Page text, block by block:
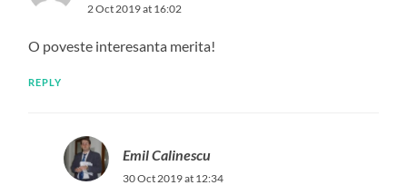
2 Oct 2019 at 16:02
O poveste interesanta merita!
REPLY
Emil Calinescu
30 Oct 2019 at 12:34